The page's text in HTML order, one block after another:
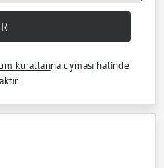
kurallarına uyması halinde